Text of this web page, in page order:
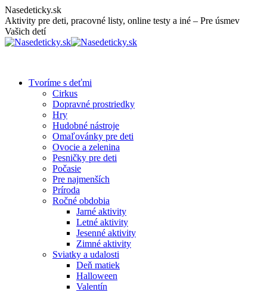
Skip
to
content
Nasedeticky.sk
Aktivity pre deti, pracovné listy, online testy a iné – Pre úsmev
Vašich detí
Tvoríme s deťmi
Cirkus
Dopravné prostriedky
Hry
Hudobné nástroje
Omaľovánky pre deti
Ovocie a zelenina
Pesničky pre deti
Počasie
Pre najmenších
Príroda
Ročné obdobia
Jarné aktivity
Letné aktivity
Jesenné aktivity
Zimné aktivity
Sviatky a udalosti
Deň matiek
Halloween
Valentín